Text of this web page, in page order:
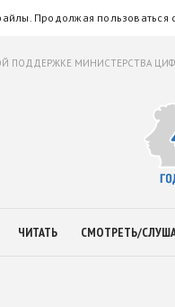
Продолжая пользоваться
ПОДДЕРЖКЕ МИНИСТЕРСТВА
ЧИТАТЬ СМОТРЕТЬ/